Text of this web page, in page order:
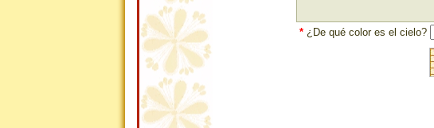
* ¿De qué color es el cielo?